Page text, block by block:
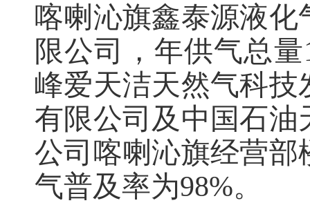
喀喇沁旗鑫泰源液
限公司，年供气总量
峰爱天洁天然气科技
有限公司 及中国石油
公司喀喇沁旗经营部
气普及率为98%。